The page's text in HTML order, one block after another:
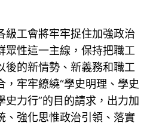
級工會將牢牢捉住加強政治
眾性這一主線，保持把職工
後的新情勢、新義務和職工
，牢牢繚繞“學史明理、學史
史力行”的目的請求，出力加
、強化思惟政治引領、落實